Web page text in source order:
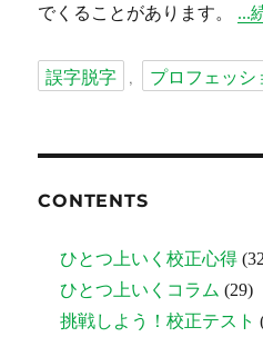
でくることがあります。
“
タ
グ
誤字脱字 , プロフェッシ
CONTENTS
ひとつ上いく校正心得
ひとつ上いくコラム (29)
挑戦しよう！校正テスト